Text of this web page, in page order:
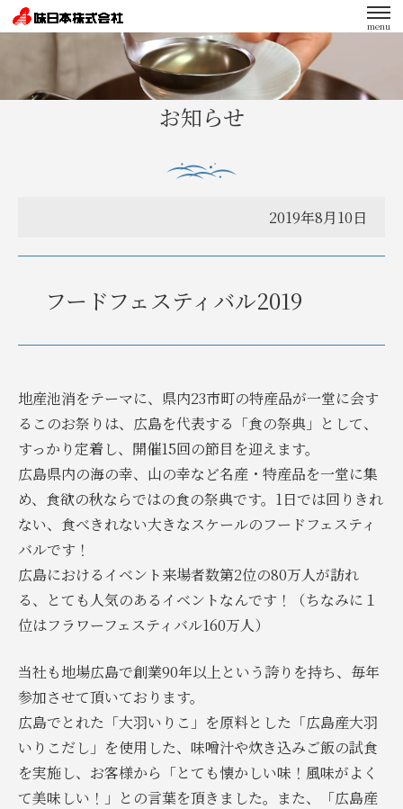
menu
お知らせ
2019年8月10日
フードフェスティバル2019
地産池消をテーマに、県内23市町の特産品が一堂に会す
るこのお祭りは、広島を代表する「食の祭典」として、
すっかり定着し、開催15回の節目を迎えます。
広島県内の海の幸、山の幸など名産・特産品を一堂に集
め、食欲の秋ならではの食の祭典です。1日では回りきれ
ない、食べきれない大きなスケールのフードフェスティ
バルです！
広島におけるイベント来場者数第2位の80万人が訪れ
る、とても人気のあるイベントなんです！（ちなみに１
位はフラワーフェスティバル160万人）
当社も地場広島で創業90年以上という誇りを持ち、毎年
参加させて頂いております。
広島でとれた「大羽いりこ」を原料とした「広島産大羽
いりこだし」を使用した、味噌汁や炊き込みご飯の試食
を実施し、お客様から「とても懐かしい味！風味がよく
て美味しい！」との言葉を頂きました。また、「広島産